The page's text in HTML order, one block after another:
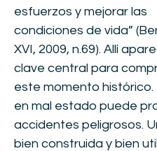
esfuerzos y mejorar las
condiciones de vida”
XVI, 2009, n.69). Allí
clave central para
este momento histórico.
en mal estado puede
accidentes peligrosos.
bien construida y bien